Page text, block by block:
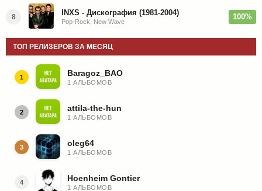
8 INXS - Дискография (1981-2004)
Pop-Rock, New Wave
100%
ТОП РЕЛИЗЕРОВ ЗА МЕСЯЦ
1 Baragoz_BAO
1 АЛЬБОМОВ
2 attila-the-hun
1 АЛЬБОМОВ
3 oleg64
1 АЛЬБОМОВ
4 Hoenheim Gontier
1 АЛЬБОМОВ